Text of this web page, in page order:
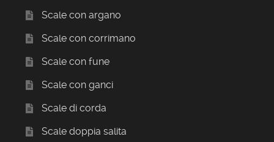
Scale con argano
Scale con corrimano
Scale con fune
Scale con ganci
Scale di corda
Scale doppia salita